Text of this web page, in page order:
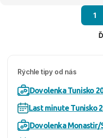
1
Rýchle tipy od nás
Dovolenka Tunisko
Last minute Tunisko
Dovolenka Monastir/